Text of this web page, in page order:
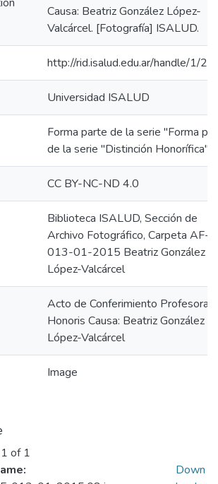
Causa: Beatriz González López-
Valcárcel. [Fotografía] ISALUD.
http://rid.isalud.edu.ar/handle/1/
Universidad ISALUD
Forma parte de la serie "Forma
de la serie "Distinción Honorífica"
CC BY-NC-ND 4.0
Biblioteca ISALUD, Sección de
Archivo Fotográfico, Carpeta AF-
013-01-2015 Beatriz González
López-Valcárcel
Acto de Conferimiento Profesora
Honoris Causa: Beatriz González
López-Valcárcel
Image
of 1
Down